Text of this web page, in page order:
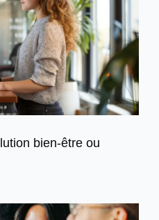
bien-être ou